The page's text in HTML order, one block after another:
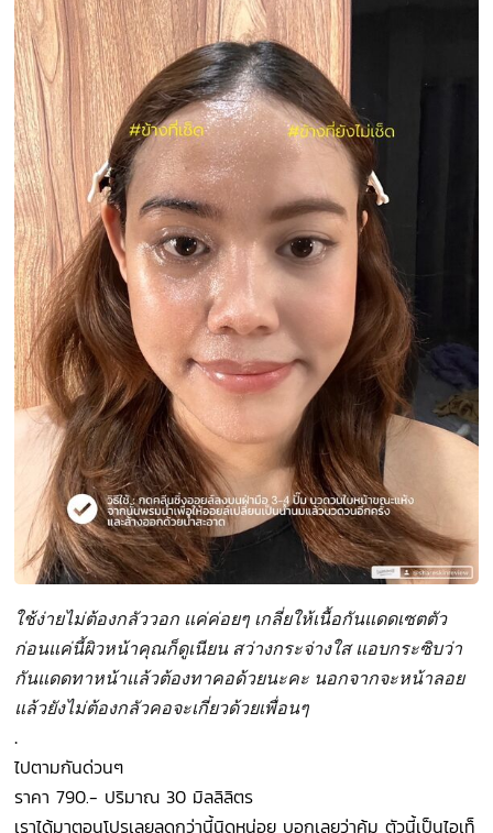
ใช้ง่ายไม่ต้องกลัววอก แค่ค่อยๆ เกลี่ยให้เนื้อกันแดดเซตตัว
ก่อนแค่นี้ผิวหน้าคุณก็ดูเนียน สว่างกระจ่างใส แอบกระซิบว่า
กันแดดทาหน้าแล้วต้องทาคอด้วยนะคะ นอกจากจะหน้าลอย
แล้วยังไม่ต้องกลัวคอจะเกี่ยวด้วยเพื่อนๆ
.
ไปตามกันด่วนๆ
ราคา 790.- ปริมาณ 30 มิลลิลิตร
เราได้มาตอนโปรเลยลดกว่านี้นิดหน่อย บอกเลยว่าคุ้ม ตัวนี้เป็นไอเท็